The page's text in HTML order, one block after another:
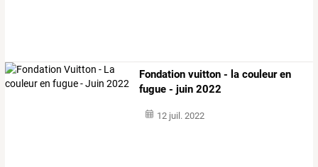
Fondation vuitton - la couleur en
fugue - juin 2022
12 juil. 2022